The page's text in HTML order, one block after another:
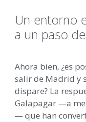
Un entorno
a un paso
Ahora bien, ¿es
salir de Madrid y
dispare? La
Galapagar —a
— que han